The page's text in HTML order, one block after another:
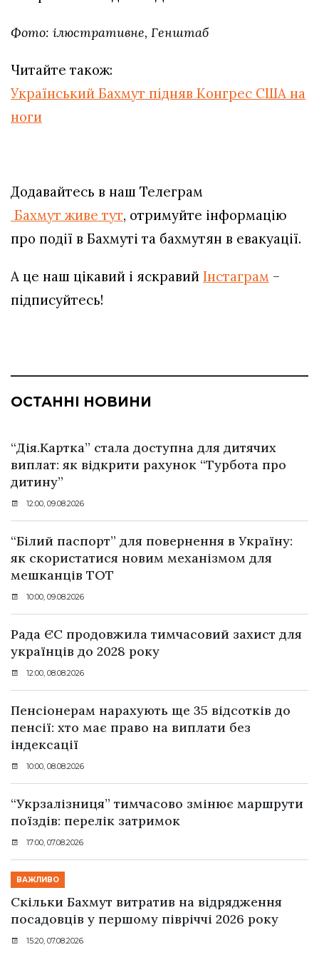
Фото: ілюстративне, Генштаб
Читайте також:
Український Бахмут підняв Конгрес США на
ноги
Додавайтесь в наш Телеграм
Бахмут живе тут, отримуйте інформацію
про події в Бахмуті та бахмутян в евакуації.
А це наш цікавий і яскравий Інстаграм –
підписуйтесь!
ОСТАННІ НОВИНИ
“Дія.Картка” стала доступна для дитячих
виплат: як відкрити рахунок “Турбота про
дитину”
12:00, 09.08.2026
“Білий паспорт” для повернення в Україну:
як скористатися новим механізмом для
мешканців ТОТ
10:00, 09.08.2026
Рада ЄС продовжила тимчасовий захист для
українців до 2028 року
12:00, 08.08.2026
Пенсіонерам нарахують ще 35 відсотків до
пенсії: хто має право на виплати без
індексації
10:00, 08.08.2026
“Укрзалізниця” тимчасово змінює маршрути
поїздів: перелік затримок
17:00, 07.08.2026
ВАЖЛИВО
Скільки Бахмут витратив на відрядження
посадовців у першому півріччі 2026 року
15:20, 07.08.2026